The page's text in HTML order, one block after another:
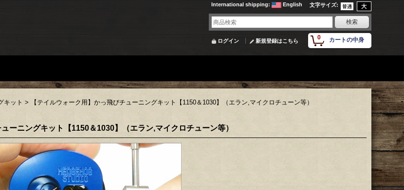
文字サイズ:
International shipping: English
0 カートの中身
ログイン 新規登録はこちら
キット > 【テイルウォーク用】かっ飛びチューニングキット【1150＆1030】（エラン,マイクロチューン等）
ーニングキット【1150＆1030】（エラン,マイクロチューン等）